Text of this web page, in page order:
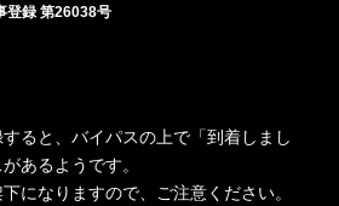
登録 第26038号
ると、バイパスの上で「到着しまし
あるようです。
になりますので、ご注意ください。